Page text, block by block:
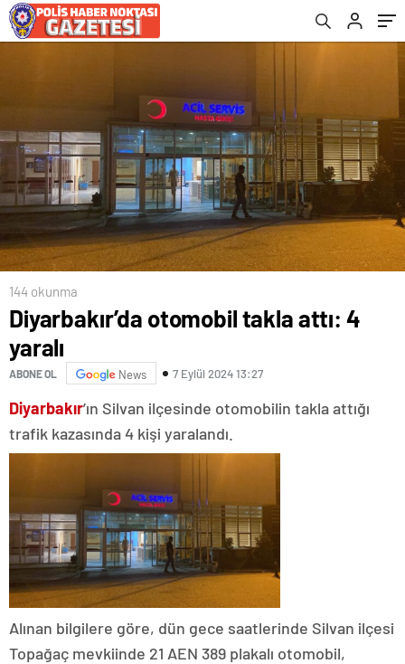
144 okunma
Diyarbakır’da otomobil takla attı: 4
yaralı
ABONE OL News 7 Eylül 2024 13:27
Diyarbakır’ın Silvan ilçesinde otomobilin takla attığı
trafik kazasında 4 kişi yaralandı.
Alınan bilgilere göre, dün gece saatlerinde Silvan ilçesi
Topağaç mevkiinde 21 AEN 389 plakalı otomobil,